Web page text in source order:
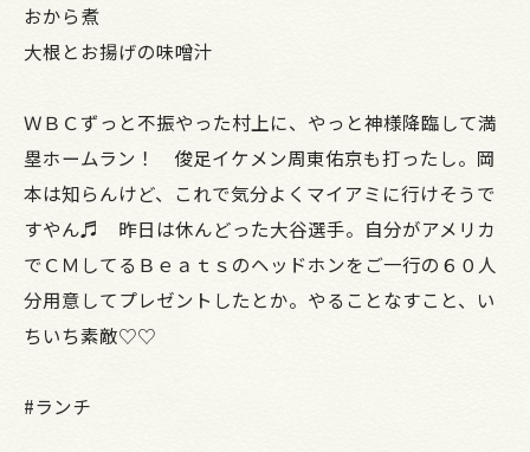
おから煮
大根とお揚げの味噌汁
ＷＢＣずっと不振やった村上に、やっと神様降臨して満
塁ホームラン！ 俊足イケメン周東佑京も打ったし。岡
本は知らんけど、これで気分よくマイアミに行けそうで
すやん♬ 昨日は休んどった大谷選手。自分がアメリカ
でＣＭしてるＢｅａｔｓのヘッドホンをご一行の６０人
分用意してプレゼントしたとか。やることなすこと、い
ちいち素敵♡♡
#ランチ